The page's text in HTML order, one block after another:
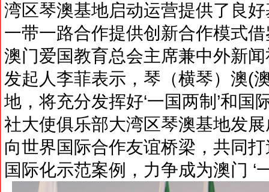
湾区琴澳基地启动运营提供了良
一带一路合作提供创新合作模式
澳门爱国教育总会主席兼中外新
发起人李菲表示，琴（横琴）澳(
地，将充分发挥好‘一国两制’和
社大使俱乐部大湾区琴澳基地发
向世界国际合作友谊桥梁，共同
国际化示范案例，力争成为澳门 ‘